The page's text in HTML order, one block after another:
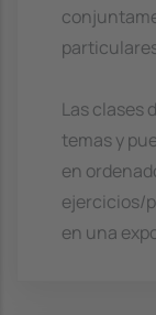
Las clases
temas y
en
ejercicios/
en una